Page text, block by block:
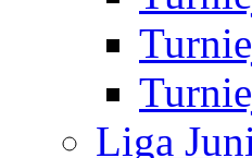
Liga